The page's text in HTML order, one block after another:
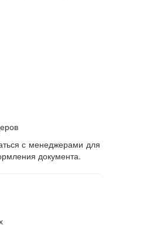
с менеджерами для
документа.